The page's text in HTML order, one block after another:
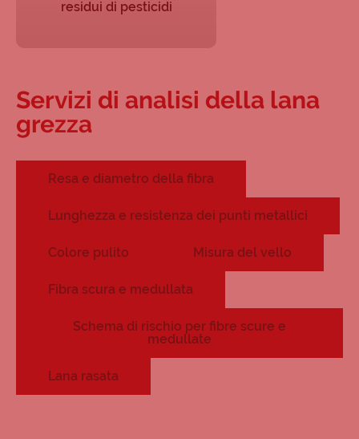
residui di pesticidi
Servizi di analisi della lana
grezza
Resa e diametro della fibra
Lunghezza e resistenza dei punti metallici
Colore pulito Misura del vello
Fibra scura e medullata
Schema di rischio per fibre scure e
medullate
Lana rasata